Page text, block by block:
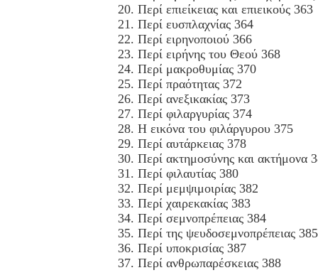
20. Περί επιείκειας και επιεικούς 363
21. Περί ευσπλαχνίας 364
22. Περί ειρηνοποιού 366
23. Περί ειρήνης του Θεού 368
24. Περί μακροθυμίας 370
25. Περί πραότητας 372
26. Περί ανεξικακίας 373
27. Περί φιλαργυρίας 374
28. Η εικόνα του φιλάργυρου 375
29. Περί αυτάρκειας 378
30. Περί ακτημοσύνης και ακτήμονα
31. Περί φιλαυτίας 380
32. Περί μεμψιμοιρίας 382
33. Περί χαιρεκακίας 383
34. Περί σεμνοπρέπειας 384
35. Περί της ψευδοσεμνοπρέπειας 385
36. Περί υποκρισίας 387
37. Περί ανθρωπαρέσκειας 388